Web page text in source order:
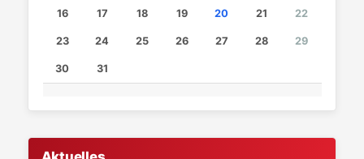
16 17 18 19 20 21 22
23 24 25 26 27 28 29
30 31